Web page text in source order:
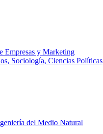
Empresas y Marketing
Sociología, Ciencias Políticas
del Medio Natural